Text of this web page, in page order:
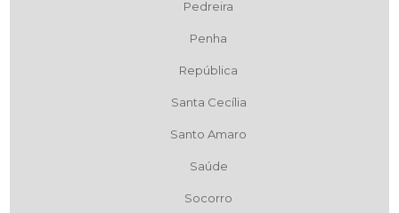
Pedreira
Penha
República
Santa Cecília
Santo Amaro
Saúde
Socorro